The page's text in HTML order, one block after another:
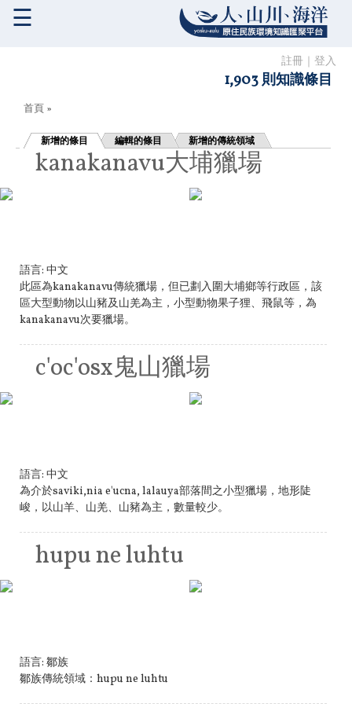
註冊 登入
1,903 則知識條目
☰
您在這裡
首頁 »
新增的條目 編輯的條目 新增的傳統領域
kanakanavu大埔獵場
語言: 中文
此區為kanakanavu傳統獵場，但已劃入圍大埔鄉等行政區，該
區大型動物以山豬及山羌為主，小型動物果子狸、飛鼠等，為
kanakanavu次要獵場。
c'oc'osx鬼山獵場
語言: 中文
為介於saviki,nia e'ucna, lalauya部落間之小型獵場，地形陡
峻，以山羊、山羌、山豬為主，數量較少。
hupu ne luhtu
語言: 鄒族
鄒族傳統領域：hupu ne luhtu